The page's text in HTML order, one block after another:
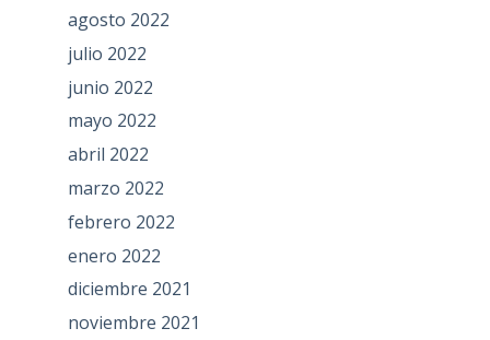
agosto 2022
julio 2022
junio 2022
mayo 2022
abril 2022
marzo 2022
febrero 2022
enero 2022
diciembre 2021
noviembre 2021